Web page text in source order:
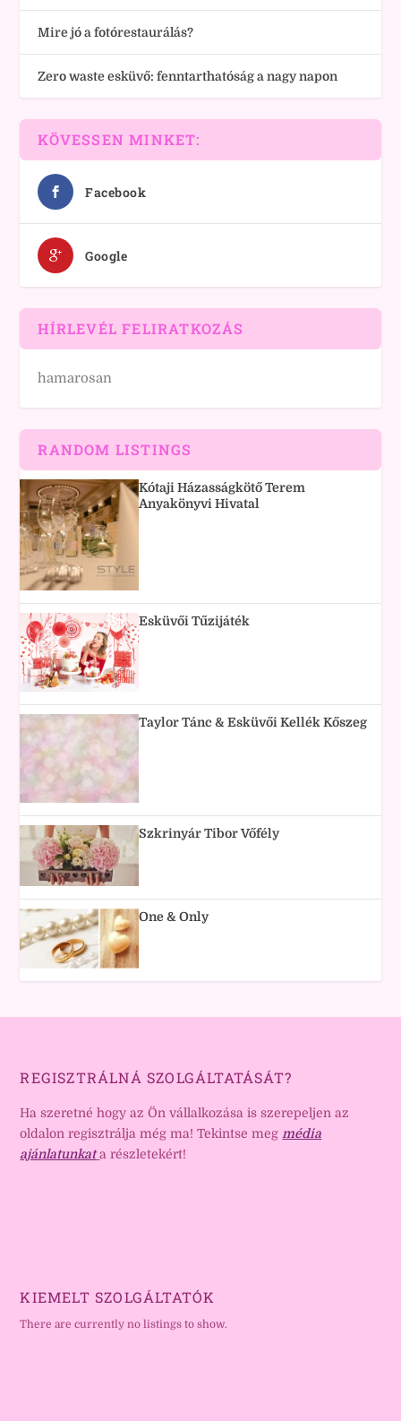
Mire jó a fotórestaurálás?
Zero waste esküvő: fenntarthatóság a nagy napon
KÖVESSEN MINKET:
Facebook
Google
HÍRLEVÉL FELIRATKOZÁS
hamarosan
RANDOM LISTINGS
Kótaji Házasságkötő Terem
Anyakönyvi Hivatal
Esküvői Tűzijáték
Taylor Tánc & Esküvői Kellék Kőszeg
Szkrinyár Tibor Vőfély
One & Only
REGISZTRÁLNÁ SZOLGÁLTATÁSÁT?
Ha szeretné hogy az Ön vállalkozása is szerepeljen az
oldalon regisztrálja még ma! Tekintse meg média
ajánlatunkat a részletekért!
KIEMELT SZOLGÁLTATÓK
There are currently no listings to show.